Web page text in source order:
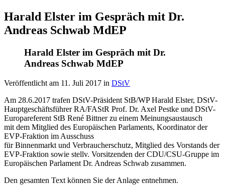
Harald Elster im Gespräch mit Dr.
Andreas Schwab MdEP
Harald Elster im Gespräch mit Dr.
Andreas Schwab MdEP
Veröffentlicht am 11. Juli 2017 in DStV
Am 28.6.2017 trafen DStV-Präsident StB/WP Harald Elster, DStV-
Hauptgeschäftsführer RA/FAStR Prof. Dr. Axel Pestke und DStV-
Europareferent StB René Bittner zu einem Meinungsaustausch
mit dem Mitglied des Europäischen Parlaments, Koordinator der
EVP-Fraktion im Ausschuss
für Binnenmarkt und Verbraucherschutz, Mitglied des Vorstands der
EVP-Fraktion sowie stellv. Vorsitzenden der CDU/CSU-Gruppe im
Europäischen Parlament Dr. Andreas Schwab zusammen.
Den gesamten Text können Sie der Anlage entnehmen.